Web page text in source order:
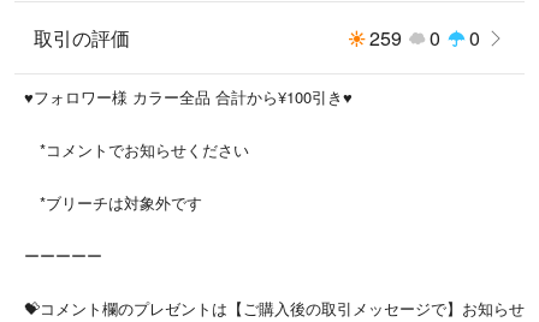
♥️ミストのスプレーボトルなのですぐに使えます♪
━━━━━━━
取引の評価 259 0 0
♥️フォロワー様 カラー全品 合計から¥100引き♥️
*コメントでお知らせください
*ブリーチは対象外です
ーーーーー
💝コメント欄のプレゼントは【ご購入後の取引メッセージで】お知らせ